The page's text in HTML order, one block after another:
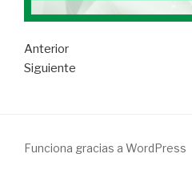
Anterior
Siguiente
Funciona gracias a WordPress